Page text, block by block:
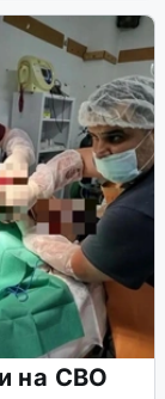
на СВО